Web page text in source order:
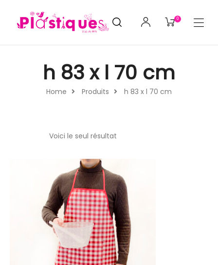
0
Home Produits h 83 x l 70 cm
h 83 x l 70 cm
Voici le seul résultat